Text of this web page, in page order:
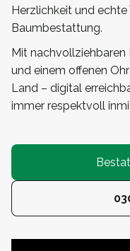
Herzlichkeit und
Baumbestattung.
Mit nachvollziehbaren
und einem offenen
Land – digital
immer respektvoll